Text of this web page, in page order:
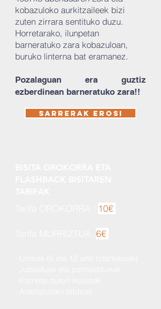
kobazuloko aurkitzaileek bizi
zuten zirrara sentituko duzu.
Horretarako, ilunpetan
barneratuko zara kobazuloan,
buruko linterna bat eramanez.
Pozalaguan era guztiz
ezberdinean barneratuko zara!!
SARRERAK EROSI
10€
6€